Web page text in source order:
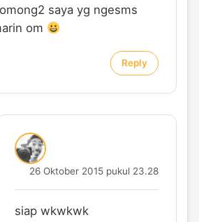
saya yg ngesms
om
Reply
26 Oktober 2015 pukul 23.28
siap wkwkwk